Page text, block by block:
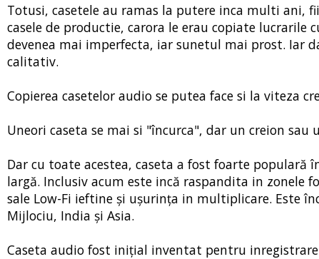
Totusi, casetele au ramas la putere inca multi ani,
casele de productie, carora le erau copiate lucrarile
devenea mai imperfecta, iar sunetul mai prost. Iar
calitativ.
Copierea casetelor audio se putea face si la viteza
Uneori caseta se mai si "încurca", dar un creion sau
Dar cu toate acestea, caseta a fost foarte populară
largă. Inclusiv acum este incă raspandita in
sale Low-Fi ieftine și ușurința in multiplicare. Este
Mijlociu, India și Asia.
Caseta audio fost inițial inventat pentru